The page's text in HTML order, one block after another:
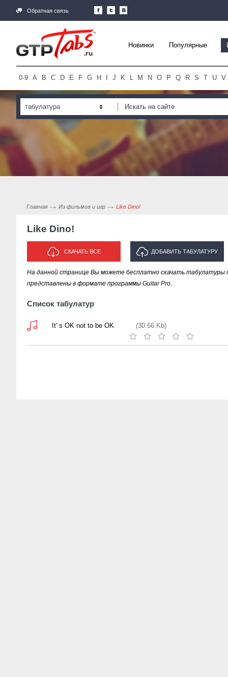
Обратная связь
Новинки Популярные
0-9 A B C D E F G H J K L M N O P Q R S T U V
табулатура
Главная Из фильмов и игр Like Dino!
Like Dino!
СКАЧАТЬ ВСЕ ДОБАВИТЬ ТАБУЛАТУРУ
ИСПОЛНИТЕЛЯ "LIKE DINO!"
На данной странице Вы можете бесплатно скачать табулатуры
представлены в формате программы Guitar Pro.
Список табулатур
It' s OK not to be OK (30.66 Kb)